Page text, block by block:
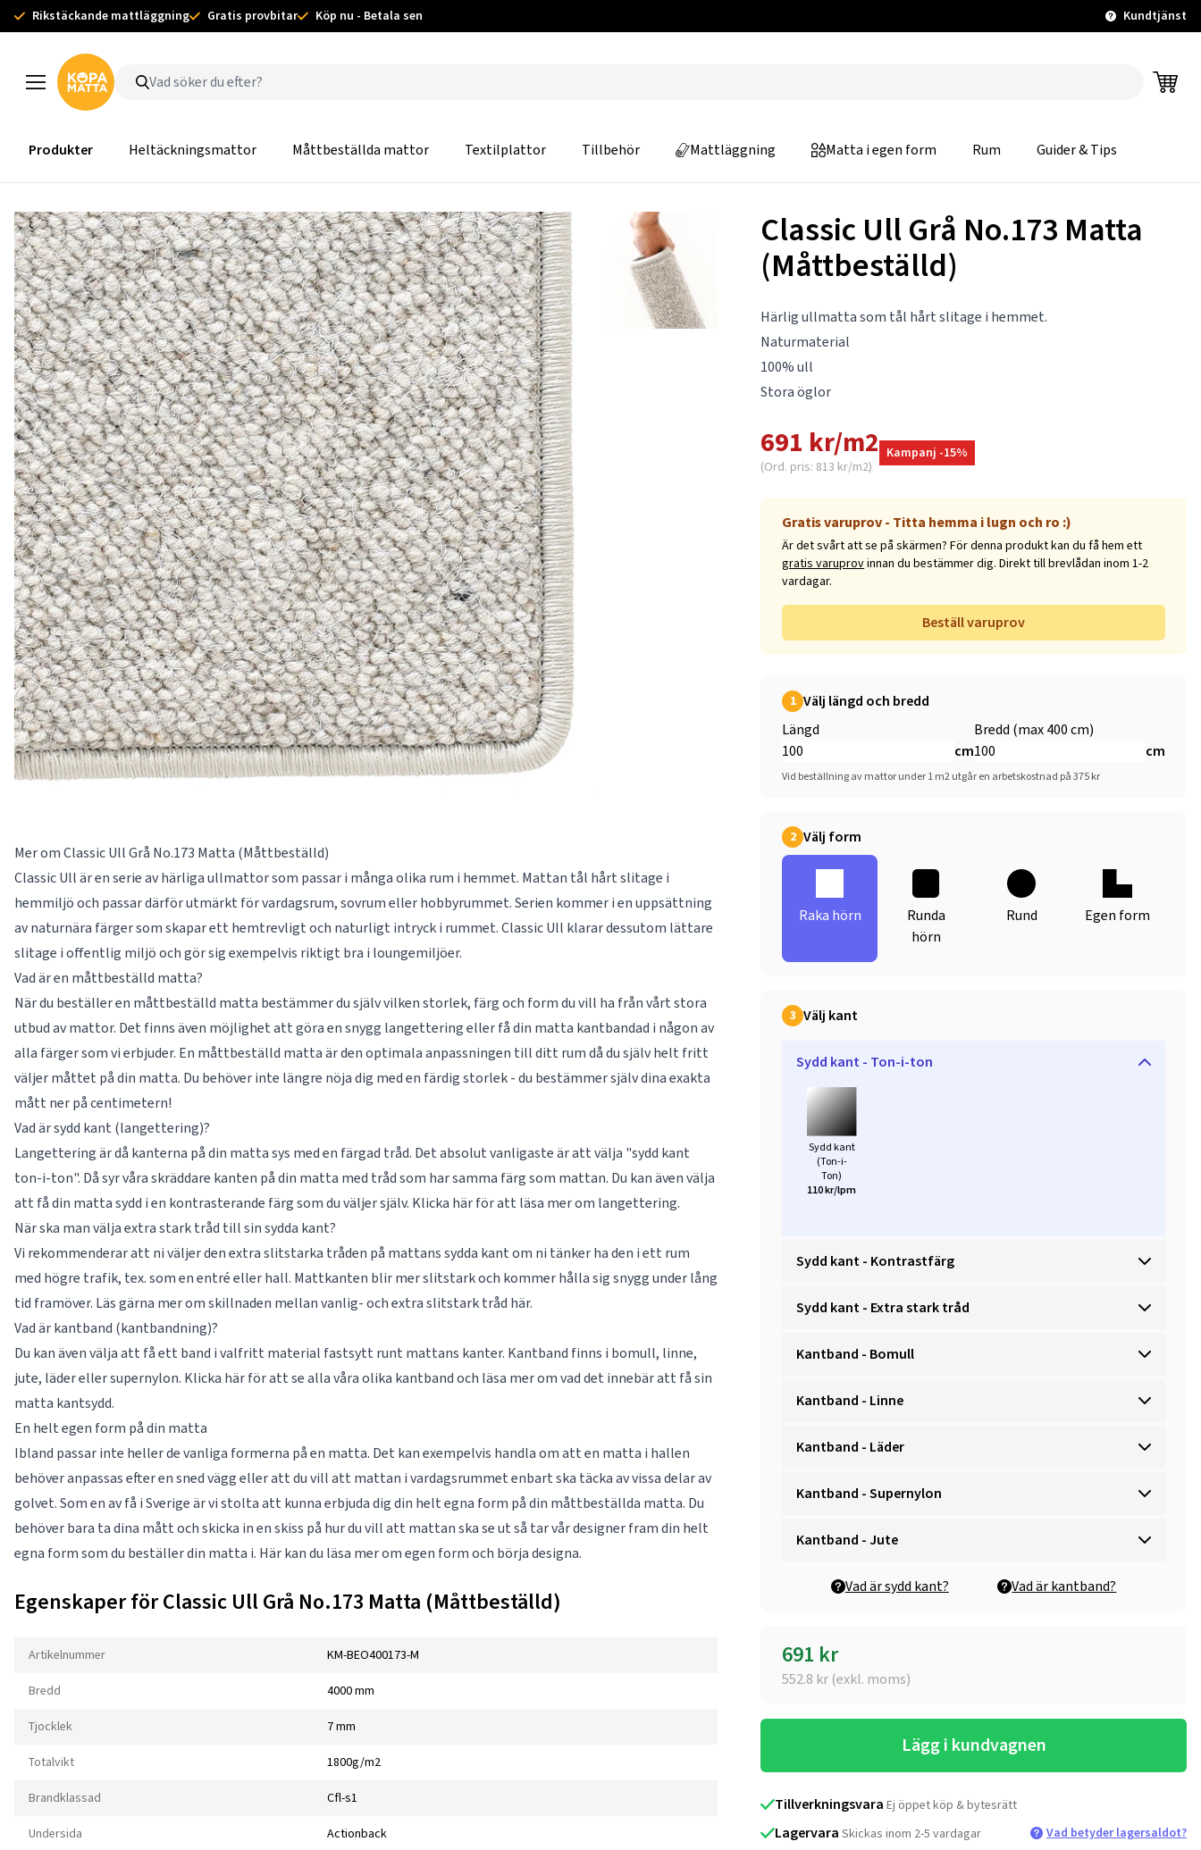
Rikstäckande mattläggning Gratis provbitar Köp nu - Betala sen Kundtjänst
Produkter Heltäckningsmattor Måttbeställda mattor Textilplattor Tillbehör Mattläggning Matta i egen form Rum Guider & Tips
Classic Ull Grå No.173 Matta
(Måttbeställd)
Härlig ullmatta som tål hårt slitage i hemmet.
Naturmaterial
100% ull
Stora öglor
691 kr/m2
(Ord. pris: 813 kr/m2)
Kampanj -15%
Gratis varuprov - Titta hemma i lugn och ro :)
Är det svårt att se på skärmen? För denna produkt kan du få hem ett
gratis varuprovinnan du bestämmer dig. Direkt till brevlådan inom 1-2
vardagar.
Beställ varuprov
1 Välj längd och bredd
Längd
cm
Bredd (max 400 cm)
cm
Vid beställning av mattor under 1 m2 utgår en arbetskostnad på 375 kr
2 Välj form
Raka hörn
Runda
hörn
Rund Egen form
3 Välj kant
Sydd kant - Ton-i-ton
Sydd kant
(Ton-i-
Ton)
110 kr/lpm
Sydd kant - Kontrastfärg
Sydd kant - Extra stark tråd
Kantband - Bomull
Kantband - Linne
Kantband - Läder
Kantband - Supernylon
Kantband - Jute
Vad är sydd kant? Vad är kantband?
691 kr
552.8 kr (exkl. moms)
Lägg i kundvagnen
Tillverkningsvara Ej öppet köp & bytesrätt
Lagervara Skickas inom 2-5 vardagar Vad betyder lagersaldot?
Mer om Classic Ull Grå No.173 Matta (Måttbeställd)
Classic Ull är en serie av härliga ullmattor som passar i många olika rum i hemmet. Mattan tål hårt slitage i
hemmiljö och passar därför utmärkt för vardagsrum, sovrum eller hobbyrummet. Serien kommer i en uppsättning
av naturnära färger som skapar ett hemtrevligt och naturligt intryck i rummet. Classic Ull klarar dessutom lättare
slitage i offentlig miljö och gör sig exempelvis riktigt bra i loungemiljöer.
Vad är en måttbeställd matta?
När du beställer en måttbeställd matta bestämmer du själv vilken storlek, färg och form du vill ha från vårt stora
utbud av mattor. Det finns även möjlighet att göra en snygg langettering eller få din matta kantbandad i någon av
alla färger som vi erbjuder. En måttbeställd matta är den optimala anpassningen till ditt rum då du själv helt fritt
väljer måttet på din matta. Du behöver inte längre nöja dig med en färdig storlek - du bestämmer själv dina exakta
mått ner på centimetern!
Vad är sydd kant (langettering)?
Langettering är då kanterna på din matta sys med en färgad tråd. Det absolut vanligaste är att välja "sydd kant
ton-i-ton". Då syr våra skräddare kanten på din matta med tråd som har samma färg som mattan. Du kan även välja
att få din matta sydd i en kontrasterande färg som du väljer själv. Klicka här för att läsa mer om langettering.
När ska man välja extra stark tråd till sin sydda kant?
Vi rekommenderar att ni väljer den extra slitstarka tråden på mattans sydda kant om ni tänker ha den i ett rum
med högre trafik, tex. som en entré eller hall. Mattkanten blir mer slitstark och kommer hålla sig snygg under lång
tid framöver. Läs gärna mer om skillnaden mellan vanlig- och extra slitstark tråd här.
Vad är kantband (kantbandning)?
Du kan även välja att få ett band i valfritt material fastsytt runt mattans kanter. Kantband finns i bomull, linne,
jute, läder eller supernylon. Klicka här för att se alla våra olika kantbandoch läsa mer om vad det innebär att få sin
matta kantsydd.
En helt egen form på din matta
Ibland passar inte heller de vanliga formerna på en matta. Det kan exempelvis handla om att en matta i hallen
behöver anpassas efter en sned vägg eller att du vill att mattan i vardagsrummet enbart ska täcka av vissa delar av
golvet. Som en av få i Sverige är vi stolta att kunna erbjuda dig din helt egna form på din måttbeställda matta. Du
behöver bara ta dina mått och skicka in en skiss på hur du vill att mattan ska se ut så tar vår designer fram din helt
egna form som du beställer din matta i. Här kan du läsa mer omegen formoch börja designa.
Egenskaper för Classic Ull Grå No.173 Matta (Måttbeställd)
Artikelnummer KM-BEO400173-M
Bredd 4000 mm
Tjocklek 7 mm
Totalvikt 1800g/m2
Brandklassad Cfl-s1
Undersida Actionback